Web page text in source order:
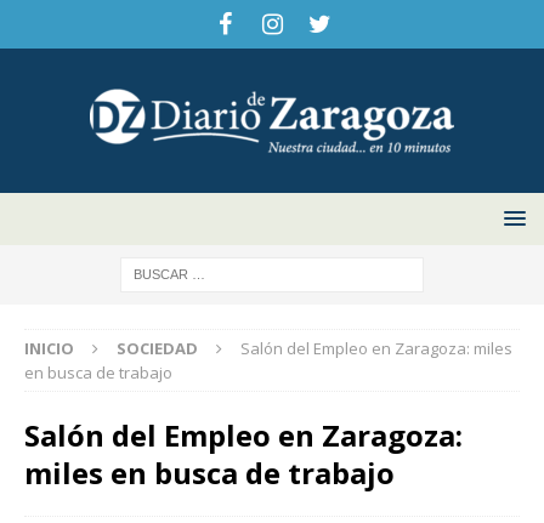
INICIO SOCIEDAD
Salón del Empleo en Zaragoza: miles
en busca de trabajo
Salón del Empleo en Zaragoza:
miles en busca de trabajo